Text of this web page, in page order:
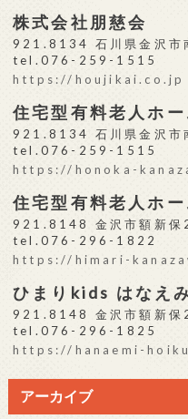
株式会社朋慈会
921.8134 石川県金沢市
tel.076-259-1515
https://houjikai.co.jp
住宅型有料老人ホ
921.8134 石川県金沢市
tel.076-259-1515
https://honoka-
住宅型有料老人ホー
921.8148 金沢市額新
tel.076-296-1822
https://himari-
ひまりkids はなえ
921.8148 金沢市額新
tel.076-296-1825
https://hanaemi-
アーカイブ